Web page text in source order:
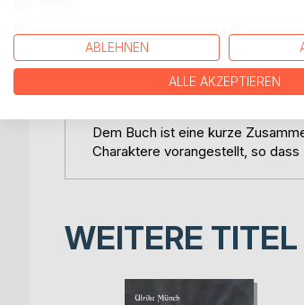
Ob im Land der Drachen, als
Gemeinsam stellen sie sich
Beduine Al Magmani aus der
Werden die Freunde es schaffen,
Dem Buch ist eine kurze
Charaktere vorangestellt, so
WEITERE TITEL
ABLEHNEN
ALLE AKZEPTIEREN